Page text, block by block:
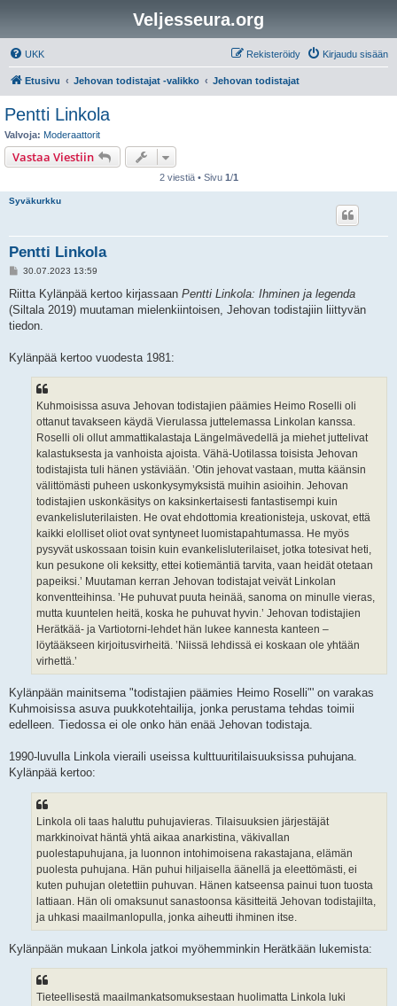
Veljesseura.org
UKK Kirjaudu sisään
Rekisteröidy
Etusivu Jehovan todistajat -valikko Jehovan todistajat
Pentti Linkola
Valvoja: Moderaattorit
Vastaa Viestiin
2 viestiä • Sivu 1/1
Syväkurkku
Pentti Linkola
V
e
t
i
30.07.2023 13:59
Riitta Kylänpää kertoo kirjassaan Pentti Linkola: Ihminen ja legenda
(Siltala 2019) muutaman mielenkiintoisen, Jehovan todistajiin liittyvän
tiedon.
Kylänpää kertoo vuodesta 1981:
Kuhmoisissa asuva Jehovan todistajien päämies Heimo Roselli oli
ottanut tavakseen käydä Vierulassa juttelemassa Linkolan kanssa.
Roselli oli ollut ammattikalastaja Längelmävedellä ja miehet juttelivat
kalastuksesta ja vanhoista ajoista. Vähä-Uotilassa toisista Jehovan
todistajista tuli hänen ystäviään. ’Otin jehovat vastaan, mutta käänsin
välittömästi puheen uskonkysymyksistä muihin asioihin. Jehovan
todistajien uskonkäsitys on kaksinkertaisesti fantastisempi kuin
evankelisluterilaisten. He ovat ehdottomia kreationisteja, uskovat, että
kaikki elolliset oliot ovat syntyneet luomistapahtumassa. He myös
pysyvät uskossaan toisin kuin evankelisluterilaiset, jotka totesivat heti,
kun pesukone oli keksitty, ettei kotiemäntiä tarvita, vaan heidät otetaan
papeiksi.’ Muutaman kerran Jehovan todistajat veivät Linkolan
konventteihinsa. ’He puhuvat puuta heinää, sanoma on minulle vieras,
mutta kuuntelen heitä, koska he puhuvat hyvin.’ Jehovan todistajien
Herätkää- ja Vartiotorni-lehdet hän lukee kannesta kanteen –
löytääkseen kirjoitusvirheitä. ’Niissä lehdissä ei koskaan ole yhtään
virhettä.’
Kylänpään mainitsema "todistajien päämies Heimo Roselli"' on varakas
Kuhmoisissa asuva puukkotehtailija, jonka perustama tehdas toimii
edelleen. Tiedossa ei ole onko hän enää Jehovan todistaja.
1990-luvulla Linkola vieraili useissa kulttuuritilaisuuksissa puhujana.
Kylänpää kertoo:
Linkola oli taas haluttu puhujavieras. Tilaisuuksien järjestäjät
markkinoivat häntä yhtä aikaa anarkistina, väkivallan
puolestapuhujana, ja luonnon intohimoisena rakastajana, elämän
puolesta puhujana. Hän puhui hiljaisella äänellä ja eleettömästi, ei
kuten puhujan oletettiin puhuvan. Hänen katseensa painui tuon tuosta
lattiaan. Hän oli omaksunut sanastoonsa käsitteitä Jehovan todistajilta,
ja uhkasi maailmanlopulla, jonka aiheutti ihminen itse.
Kylänpään mukaan Linkola jatkoi myöhemminkin Herätkään lukemista:
Tieteellisestä maailmankatsomuksestaan huolimatta Linkola luki